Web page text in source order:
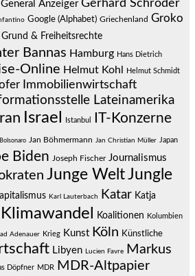
General Anzeiger Gerhard Schröder
Google (Alphabet) Griechenland Groko
Grund & Freiheitsrechte
Bannas Hamburg Hans Dietrich
Online Helmut Kohl Helmut Schmidt
Immobilienwirtschaft
Lateinamerika
Iran Israel Istanbul IT-Konzerne
Bolsonaro Jan Böhmermann Jan Christian Müller Japan
Biden Joseph Fischer Journalismus
Junge WeltJungle
Karl Lauterbach Katar Katja
Klimawandel Koalitionen Kolumbien
Adenauer Krieg Kunst Köln Künstliche
Libyen Lucien Favre
Markus
Döpfner MDR MDR-Altpapier